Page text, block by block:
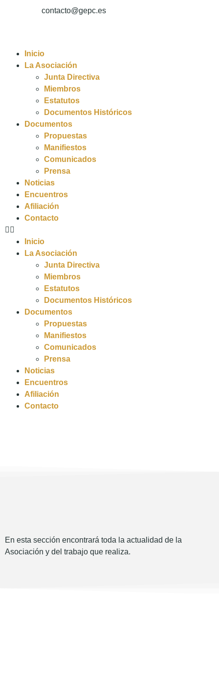
contacto@gepc.es
Inicio
La Asociación
Junta Directiva
Miembros
Estatutos
Documentos Históricos
Documentos
Propuestas
Manifiestos
Comunicados
Prensa
Noticias
Encuentros
Afiliación
Contacto
Inicio
La Asociación
Junta Directiva
Miembros
Estatutos
Documentos Históricos
Documentos
Propuestas
Manifiestos
Comunicados
Prensa
Noticias
Encuentros
Afiliación
Contacto
En esta sección encontrará toda la actualidad de la
Asociación y del trabajo que realiza.